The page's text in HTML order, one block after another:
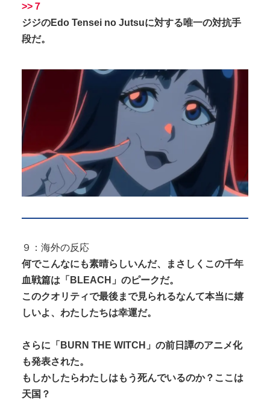
>>７
ジジのEdo Tensei no Jutsuに対する唯一の対抗手
段だ。
９：海外の反応
何でこんなにも素晴らしいんだ、まさしくこの千年
血戦篇は「BLEACH」のピークだ。
このクオリティで最後まで見られるなんて本当に嬉
しいよ、わたしたちは幸運だ。
さらに「BURN THE WITCH」の前日譚のアニメ化
も発表された。
もしかしたらわたしはもう死んでいるのか？ここは
天国？